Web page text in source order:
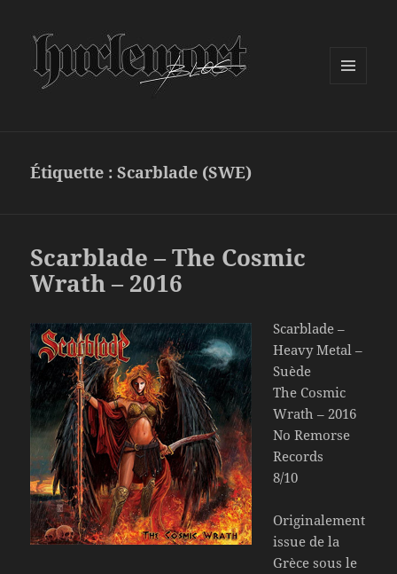
Étiquette :Scarblade (SWE)
Scarblade – The Cosmic
Wrath – 2016
Scarblade –
Heavy Metal –
Suède
The Cosmic
Wrath – 2016
No Remorse
Records
8/10
Originalement
issue de la
Grèce sous le